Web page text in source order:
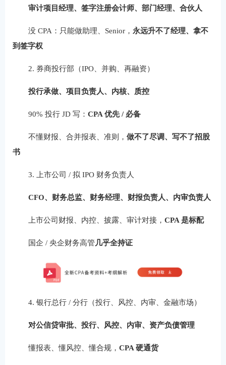
审计项目经理、签字注册会计师、部门经理、合伙人
没 CPA：只能做助理、Senior， 永远升不了经理、拿不
到签字权
2. 券商投行部（IPO、并购、再融资）
投行承做、项目负责人、内核、质控
90% 投行 JD 写： CPA 优先 / 必备
不懂财报、合并报表、准则， 做不了尽调、写不了招股
书
3. 上市公司 / 拟 IPO 财务负责人
CFO、财务总监、财务经理、财报负责人、内审负责人
上市公司财报、内控、披露、审计对接， CPA 是标配
国企 / 央企财务高管 几乎全持证
4. 银行总行 / 分行（投行、风控、内审、金融市场）
对公信贷审批、投行、风控、内审、资产负债管理
懂报表、懂风控、懂合规， CPA 硬通货